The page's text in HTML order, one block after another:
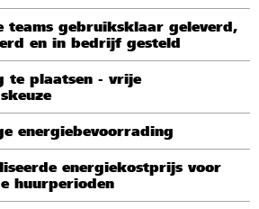
teams gebruiksklaar geleverd,
en in bedrijf gesteld
te plaatsen - vrije
energiebevoorrading
energiekostprijs voor
huurperioden